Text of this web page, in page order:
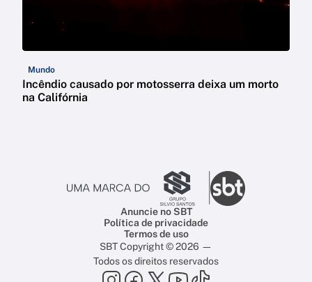
Mundo
Incêndio causado por motosserra deixa um morto
na Califórnia
Anuncie no SBT
Política de privacidade
Termos de uso
SBT Copyright © 2026 —
Todos os direitos reservados